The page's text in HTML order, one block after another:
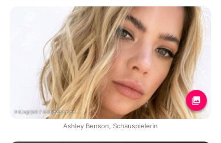
Instagram / ashleybenson
Ashley Benson, Schauspielerin